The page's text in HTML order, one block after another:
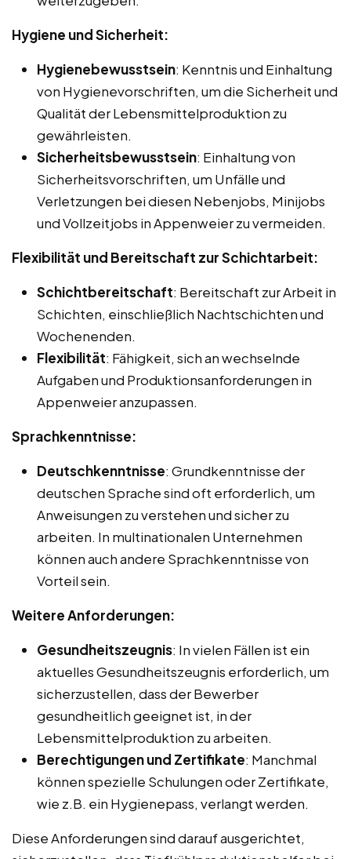
Hygiene und Sicherheit:
Hygienebewusstsein: Kenntnis und Einhaltung
von Hygienevorschriften, um die Sicherheit und
Qualität der Lebensmittelproduktion zu
gewährleisten.
Sicherheitsbewusstsein: Einhaltung von
Sicherheitsvorschriften, um Unfälle und
Verletzungen bei diesen Nebenjobs, Minijobs
und Vollzeitjobs in Appenweier zu vermeiden.
Flexibilität und Bereitschaft zur Schichtarbeit:
Schichtbereitschaft: Bereitschaft zur Arbeit in
Schichten, einschließlich Nachtschichten und
Wochenenden.
Flexibilität: Fähigkeit, sich an wechselnde
Aufgaben und Produktionsanforderungen in
Appenweier anzupassen.
Sprachkenntnisse:
Deutschkenntnisse: Grundkenntnisse der
deutschen Sprache sind oft erforderlich, um
Anweisungen zu verstehen und sicher zu
arbeiten. In multinationalen Unternehmen
können auch andere Sprachkenntnisse von
Vorteil sein.
Weitere Anforderungen:
Gesundheitszeugnis: In vielen Fällen ist ein
aktuelles Gesundheitszeugnis erforderlich, um
sicherzustellen, dass der Bewerber
gesundheitlich geeignet ist, in der
Lebensmittelproduktion zu arbeiten.
Berechtigungen und Zertifikate: Manchmal
können spezielle Schulungen oder Zertifikate,
wie z.B. ein Hygienepass, verlangt werden.
Diese Anforderungen sind darauf ausgerichtet,